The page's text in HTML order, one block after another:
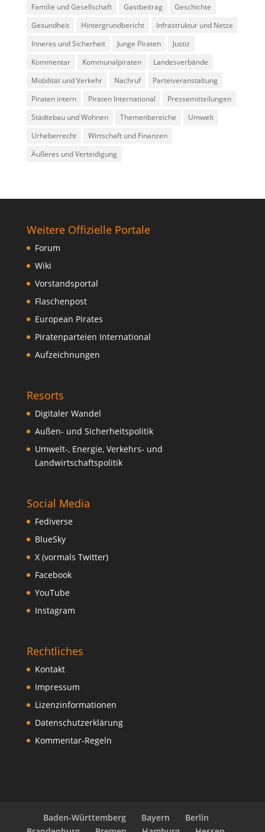
Familie und Gesellschaft
Gastbeitrag
Geschichte
Gesundheit
Hintergrundbericht
Infrastruktur und Netze
Inneres und Sicherheit
Junge Piraten
Justiz
Kommentar
Kommunalpiraten
Landesverbände
Mobilität und Verkehr
Nachruf
Parteiveranstaltung
Piraten intern
Piraten International
Pressemitteilungen
Städtebau und Wohnen
Themenbereiche
Umwelt
Urheberrecht
Wirtschaft und Finanzen
Äußeres und Verteidigung
Weitere Offizielle Portale
Forum
Wiki
Vorstandsportal
Flaschenpost
European Pirates
Piratenparteien International
Aufzeichnungen
Resorts
Digitaler Wandel
Außen- und Sicherheitspolitik
Umwelt-, Energie, Verkehrs- und
Landwirtschaftspolitik
Social Media
Fediverse
BlueSky
X (vormals Twitter)
Facebook
YouTube
Instagram
Rechtliches
Kontakt
Impressum
Lizenzinformationen
Datenschutzerklärung
Kommentar-Regeln
Baden-Württemberg Bayern
Berlin